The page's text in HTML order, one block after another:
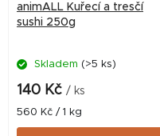
animALL Kuřecí a tresčí
sushi 250g
Skladem (>5 ks)
140 Kč / ks
Měrná
cena:
560 Kč / 1 kg